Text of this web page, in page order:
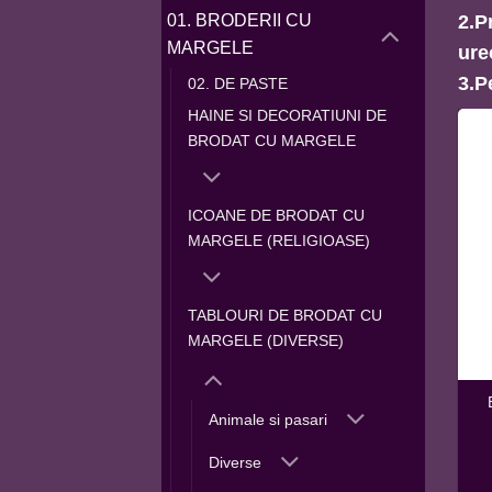
01. BRODERII CU
MARGELE
02. DE PASTE
HAINE SI DECORATIUNI DE
BRODAT CU MARGELE
ICOANE DE BRODAT CU
MARGELE (RELIGIOASE)
TABLOURI DE BRODAT CU
MARGELE (DIVERSE)
Animale si pasari
Diverse